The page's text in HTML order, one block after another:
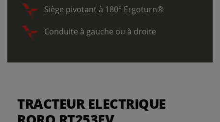
Siège pivotant à 180° Ergoturn®
Conduite à gauche ou à droite
TRACTEUR ELECTRIQUE